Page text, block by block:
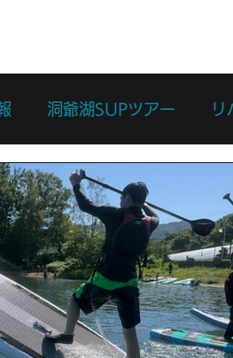
洞爺湖SUPツアー リ
ップコース カスタマイズ
プレイ リバーサーフィン